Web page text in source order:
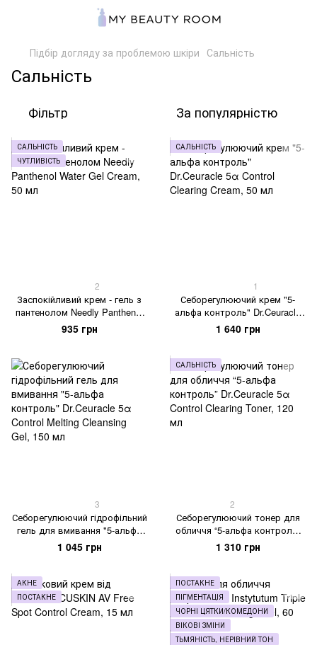
Підбір догляду за проблемою шкіри Сальність
Сальність
Фільтр За популярністю
САЛЬНІСТЬ
ЧУТЛИВІСТЬ
2
Заспокійливий крем - гель з
пантенолом Needly Panthenol
Water Gel Cream, 50 мл
935 грн
САЛЬНІСТЬ
1
Себорегулюючий крем "5-
альфа контроль" Dr.Ceuracle
5α Control Clearing Cream, 50
мл
1 640 грн
3
Себорегулюючий гідрофільний
гель для вмивання "5-альфа
контроль" Dr.Ceuracle 5α
Control Melting Cleansing Gel,
1 045 грн
САЛЬНІСТЬ
2
Себорегулюючий тонер для
обличчя “5-альфа контроль”
Dr.Ceuracle 5α Control Clearing
Toner, 120 мл
1 310 грн
АКНЕ
ПОСТАКНЕ
ПОСТАКНЕ
ПІГМЕНТАЦІЯ
ЧОРНІ ЦЯТКИ/КОМЕДОНИ
ВІКОВІ ЗМІНИ
ТЬМЯНІСТЬ, НЕРІВНИЙ ТОН